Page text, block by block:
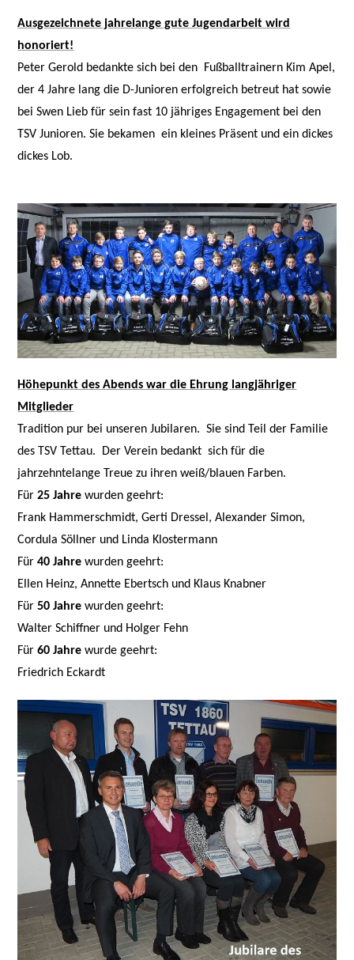
Ausgezeichnete jahrelange gute Jugendarbeit wird
honoriert!
Peter Gerold bedankte sich bei den Fußballtrainern Kim Apel,
der 4 Jahre lang die D-Junioren erfolgreich betreut hat sowie
bei Swen Lieb für sein fast 10 jähriges Engagement bei den
TSV Junioren. Sie bekamen ein kleines Präsent und ein dickes
dickes Lob.
Höhepunkt des Abends war die Ehrung langjähriger
Mitglieder
Tradition pur bei unseren Jubilaren. Sie sind Teil der Familie
des TSV Tettau.
Der Verein bedankt sich für die
jahrzehntelange Treue zu ihren weiß/blauen Farben.
Für25 Jahrewurden geehrt:
Frank Hammerschmidt, Gerti Dressel, Alexander Simon,
Cordula Söllner und Linda Klostermann
Für40 Jahrewurden geehrt:
Ellen Heinz, Annette Ebertsch und Klaus Knabner
Für50 Jahrewurden geehrt:
Walter Schiffner und Holger Fehn
Für 60 Jahre wurde geehrt:
Friedrich Eckardt